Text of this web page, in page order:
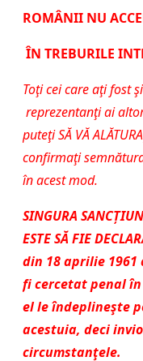
ROMÂNII NU
ÎN TREBURILE
Toţi cei care aţi fost
reprezentanţi ai
puteţi SĂ VĂ
confirmaţi
în acest mod.
SINGURA SANCȚ
ESTE SĂ FIE
din 18 aprilie
fi cercetat penal în
el le îndeplineşte
acestuia, deci
circumstanţele.